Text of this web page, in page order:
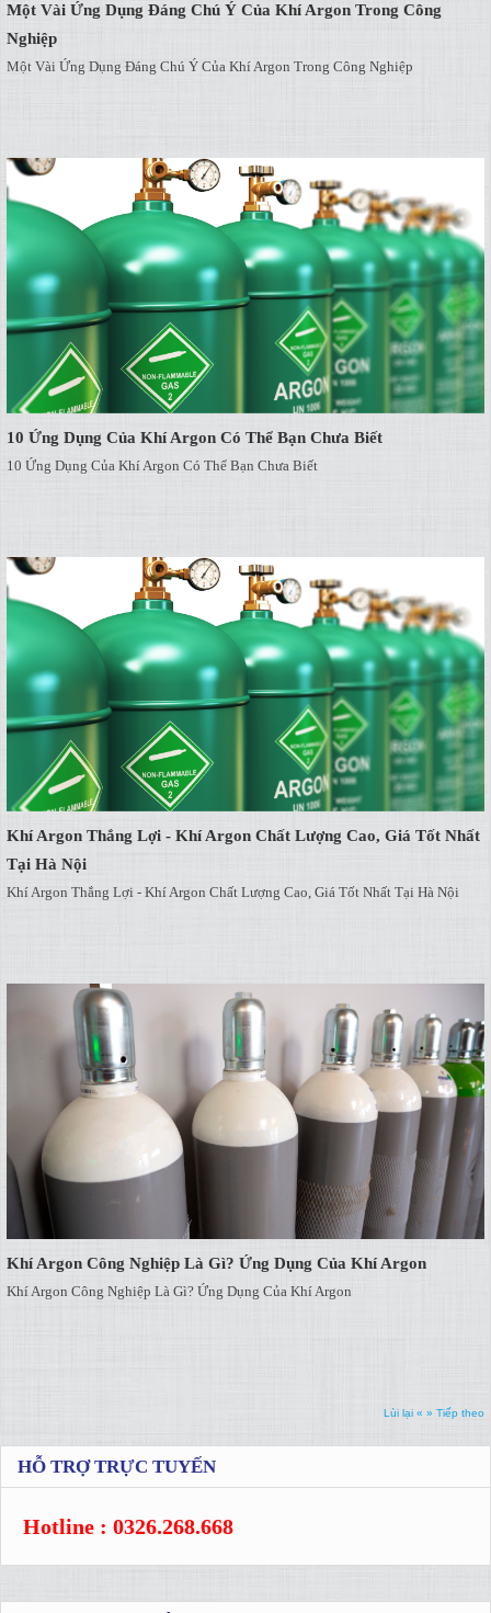
Một Vài Ứng Dụng Đáng Chú Ý Của Khí Argon Trong Công
Nghiệp
Một Vài Ứng Dụng Đáng Chú Ý Của Khí Argon Trong Công Nghiệp
10 Ứng Dụng Của Khí Argon Có Thể Bạn Chưa Biết
10 Ứng Dụng Của Khí Argon Có Thể Bạn Chưa Biết
Khí Argon Thắng Lợi - Khí Argon Chất Lượng Cao, Giá Tốt Nhất
Tại Hà Nội
Khí Argon Thắng Lợi - Khí Argon Chất Lượng Cao, Giá Tốt Nhất Tại Hà Nội
Khí Argon Công Nghiệp Là Gì? Ứng Dụng Của Khí Argon
Khí Argon Công Nghiệp Là Gì? Ứng Dụng Của Khí Argon
Lùi lại « » Tiếp theo
HỖ TRỢ TRỰC TUYẾN
Hotline : 0326.268.668